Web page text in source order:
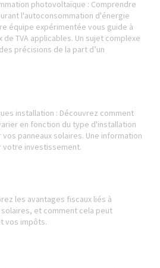
photovoltaïque : Comprendre
l'autoconsommation d'énergie
équipe expérimentée vous guide à
TVA applicables. Un sujet complexe
précisions de la part d’un
installation : Découvrez comment
en fonction du type d'installation
panneaux solaires. Une information
investissement.
les avantages fiscaux liés à
et comment cela peut
vos impôts.